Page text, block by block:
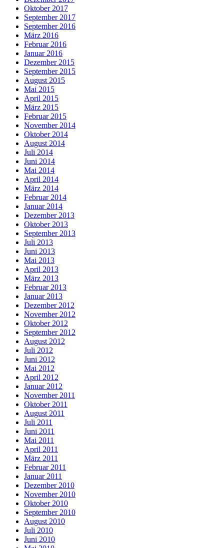
Oktober 2017
September 2017
September 2016
März 2016
Februar 2016
Januar 2016
Dezember 2015
September 2015
August 2015
Mai 2015
April 2015
März 2015
Februar 2015
November 2014
Oktober 2014
August 2014
Juli 2014
Juni 2014
Mai 2014
April 2014
März 2014
Februar 2014
Januar 2014
Dezember 2013
Oktober 2013
September 2013
Juli 2013
Juni 2013
Mai 2013
April 2013
März 2013
Februar 2013
Januar 2013
Dezember 2012
November 2012
Oktober 2012
September 2012
August 2012
Juli 2012
Juni 2012
Mai 2012
April 2012
Januar 2012
November 2011
Oktober 2011
August 2011
Juli 2011
Juni 2011
Mai 2011
April 2011
März 2011
Februar 2011
Januar 2011
Dezember 2010
November 2010
Oktober 2010
September 2010
August 2010
Juli 2010
Juni 2010